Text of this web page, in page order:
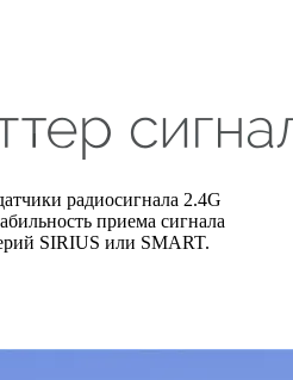
радиосигнала 2.4G
приема сигнала
SIRIUS или SMART.